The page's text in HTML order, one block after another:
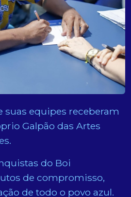
suas equipes receberam
Galpão das Artes
do Boi
de compromisso,
de todo o povo azul.